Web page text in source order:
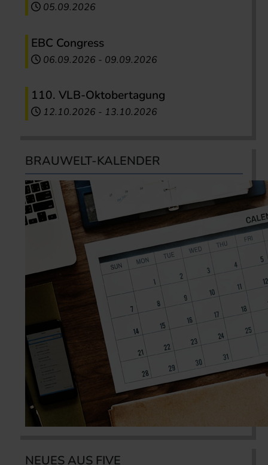
05.09.2026
EBC Congress
06.09.2026 - 09.09.2026
110. VLB-Oktobertagung
12.10.2026 - 13.10.2026
BRAUWELT-KALENDER
NEUES AUS FIVE